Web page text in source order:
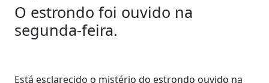
O estrondo foi ouvido na
segunda-feira.
Está esclarecido o mistério do estrondo ouvido na